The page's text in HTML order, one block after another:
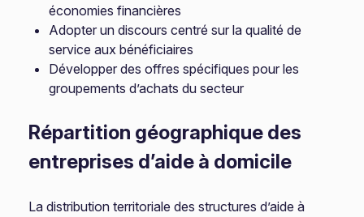
économies financières
Adopter un discours centré sur la qualité de
service aux bénéficiaires
Développer des offres spécifiques pour les
groupements d’achats du secteur
Répartition géographique des
entreprises d’aide à domicile
La distribution territoriale des structures d’aide à